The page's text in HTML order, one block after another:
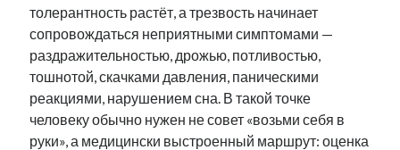
толерантность растёт, а трезвость начинает
сопровождаться неприятными симптомами —
раздражительностью, дрожью, потливостью,
тошнотой, скачками давления, паническими
реакциями, нарушением сна. В такой точке
человеку обычно нужен не совет «возьми себя в
руки», а медицински выстроенный маршрут: оценка